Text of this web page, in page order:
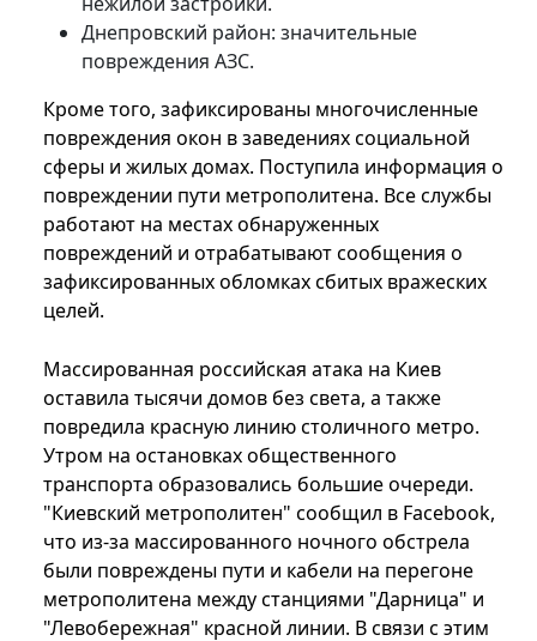
Днепровский район: значительные
повреждения АЗС.
Кроме того, зафиксированы многочисленные
повреждения окон в заведениях социальной
сферы и жилых домах. Поступила информация о
повреждении пути метрополитена. Все службы
работают на местах обнаруженных
повреждений и отрабатывают сообщения о
зафиксированных обломках сбитых вражеских
целей.
Массированная российская атака на Киев
оставила тысячи домов без света, а также
повредила красную линию столичного метро.
Утром на остановках общественного
транспорта образовались большие очереди.
"Киевский метрополитен" сообщил в Facebook,
что из-за массированного ночного обстрела
были повреждены пути и кабели на перегоне
метрополитена между станциями "Дарница" и
"Левобережная" красной линии. В связи с этим